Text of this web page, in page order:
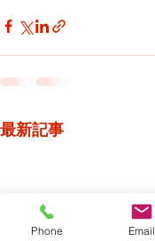
最新記事
Phone Email